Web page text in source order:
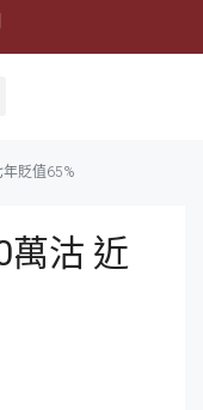
貶值65%
萬沽 近